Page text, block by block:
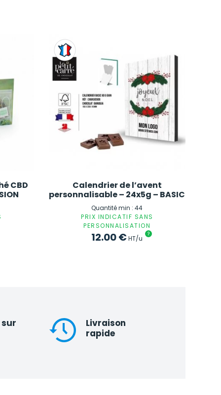
CBD
Calendrier de l’avent
personnalisable – 24x5g – BASIC
Quantité min : 44
PRIX INDICATIF SANS
PERSONNALISATION
12.00€HT/u
?
Livraison
rapide